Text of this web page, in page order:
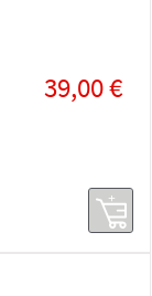
39,00 €